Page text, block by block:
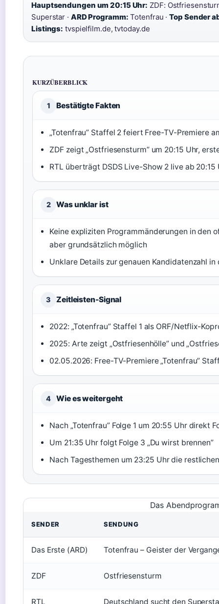
Hauptsendungen um 20:15 Uhr: ZDF:
Superstar · ARD Programm: Totenfrau ·Top Sender
Listings: tvspielfilm.de, tvtoday.de
KURZÜBERBLICK
1 Bestätigte Fakten
„Totenfrau” Staffel 2 feiert Free-TV-Premiere
ZDF zeigt „Ostfriesensturm” um 20:15 Uhr,
RTL überträgt DSDS Live-Show 2 live ab 20:15
2 Was unklar ist
Keine expliziten Programmänderungen in den
aber grundsätzlich möglich
Unklare Details zur genauen Kandidatenzahl in
3 Zeitleisten-Signal
2022: „Totenfrau” Staffel 1 als ORF/Netflix-
2025: Arte zeigt „Ostfriesenhölle” und
02.05.2026: Free-TV-Premiere „Totenfrau”
4 Wie es weitergeht
Nach „Totenfrau” Folge 1 um 20:55 Uhr direkt
Um 21:35 Uhr folgt Folge 3 „Du wirst brennen”
Nach Tagesthemen um 23:25 Uhr die
Das
SENDER SENDUNG
Das Erste (ARD) Totenfrau – Geister der
ZDF Ostfriesensturm
RTL Deutschland sucht den